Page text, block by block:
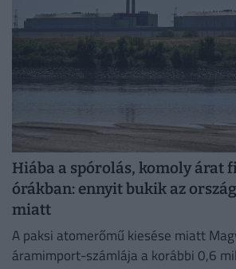
Hiába a spórolás, komoly árat
órákban: ennyit bukik az
miatt
A paksi atomerőmű kiesése miatt
áramimport-számlája a korábbi 0,6